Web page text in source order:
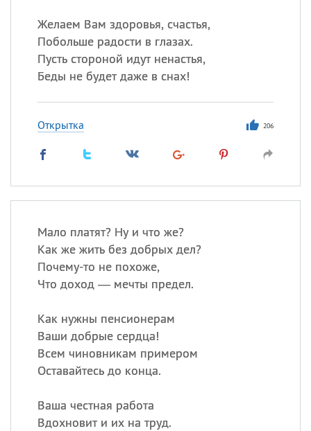
Желаем Вам здоровья, счастья,
Побольше радости в глазах.
Пусть стороной идут ненастья,
Беды не будет даже в снах!
Открытка 206
Мало платят? Ну и что же?
Как же жить без добрых дел?
Почему-то не похоже,
Что доход — мечты предел.
Как нужны пенсионерам
Ваши добрые сердца!
Всем чиновникам примером
Оставайтесь до конца.
Ваша честная работа
Вдохновит и их на труд.
ИМЕНА
Сегодня празднуют именины
Посмотреть значениеи
происхождение